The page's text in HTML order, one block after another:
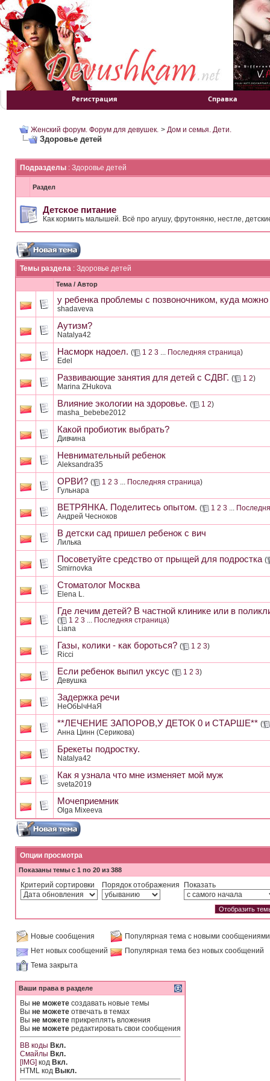
Регистрация Справка
Женский форум. Форум для девушек. > Дом и семья. Дети.
Здоровье детей
Подразделы : Здоровье детей
Раздел
Детское питание
Как кормить малышей. Всё про агушу, фрутоняню, нестле,
Темы раздела : Здоровье детей
Тема / Автор
у ребенка проблемы с позвоночником, куда
shadaveva
Аутизм?
Natalya42
Насморк надоел. ( 1 2 3 ... Последняя страница)
Edel
Развивающие занятия для детей с СДВГ. ( 1 2)
Marina ZHukova
Влияние экологии на здоровье. ( 1 2)
masha_bebebe2012
Какой пробиотик выбрать?
Дивчина
Невнимательный ребенок
Aleksandra35
ОРВИ? ( 1 2 3 ... Последняя страница)
Гульнара
ВЕТРЯНКА. Поделитесь опытом. ( 1 2 3 ...
Андрей Чесноков
В детски сад пришел ребенок с вич
Лилька
Посоветуйте средство от прыщей для подростка (
Smirnovka
Стоматолог Москва
Elena L.
Где лечим детей? В частной клинике или в
( 1 2 3 ... Последняя страница)
Liana
Газы, колики - как бороться? ( 1 2 3)
Ricci
Если ребенок выпил уксус ( 1 2 3)
Девушка
Задержка речи
HeOбЫчHaЯ
**ЛЕЧЕНИЕ ЗАПОРОВ,У ДЕТОК 0 и СТАРШЕ** (
Анна Цинн (Серикова)
Брекеты подростку.
Natalya42
Как я узнала что мне изменяет мой муж
sveta2019
Мочеприемник
Olga Mixeeva
Опции просмотра
Показаны темы с 1 по 20 из 388
Критерий сортировки Порядок отображения Показать
Новые сообщения
Популярная тема с новыми сообщениями
Нет новых сообщений
Популярная тема без новых сообщений
Тема закрыта
Ваши права в разделе
Вы не можете создавать новые темы
Вы не можете отвечать в темах
Вы не можете прикреплять вложения
Вы не можете редактировать свои сообщения
BB коды Вкл.
Смайлы Вкл.
[IMG] код Вкл.
HTML код Выкл.